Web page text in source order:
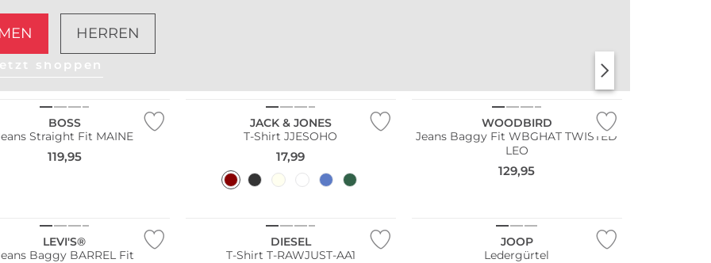
HERREN
shoppen
BOSS
Straight Fit MAINE
119,95
JACK & JONES
T-Shirt JJESOHO
17,99
WOODBIRD
Jeans Baggy Fit WBGHAT TWISTED
LEO
129,95
LEVI'S®
Baggy BARREL Fit
DIESEL
T-Shirt T-RAWJUST-AA1
JOOP
Ledergürtel